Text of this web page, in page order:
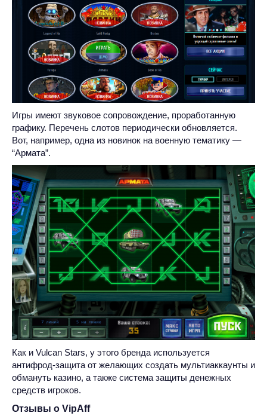
Игры имеют звуковое сопровождение, проработанную
графику. Перечень слотов периодически обновляется.
Вот, например, одна из новинок на военную тематику —
“Армата”.
Как и Vulcan Stars, у этого бренда используется
антифрод-защита от желающих создать мультиаккаунты и
обмануть казино, а также система защиты денежных
средств игроков.
Отзывы о VipAff